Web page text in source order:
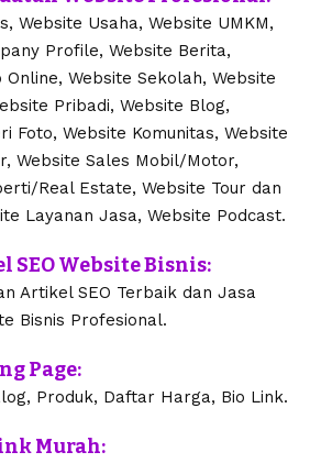
Website Usaha, Website UMKM,
Profile, Website Berita,
Online, Website Sekolah, Website
Pribadi, Website Blog,
Foto, Website Komunitas, Website
Website Sales Mobil/Motor,
Real Estate, Website Tour dan
Layanan Jasa, Website Podcast.
SEO Website Bisnis:
Artikel SEO Terbaik dan Jasa
Bisnis Profesional.
Page:
Produk, Daftar Harga, Bio Link.
Murah: